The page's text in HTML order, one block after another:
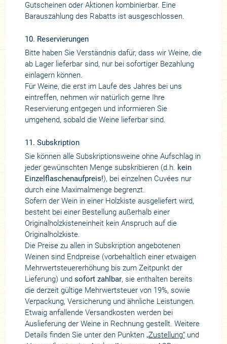
Gutscheinen oder Aktionen kombinierbar. Eine
Barauszahlung des Rabatts ist ausgeschlossen.
10. Reservierungen
Bitte haben Sie Verständnis dafür, dass wir Weine, die
ab Lager lieferbar sind, nur bei sofortiger Bezahlung
einlagern können.
Für Weine, die erst im Laufe des Jahres bei uns
eintreffen, nehmen wir natürlich gerne Ihre
Reservierung entgegen und informieren Sie
umgehend, sobald die Weine lieferbar sind.
11. Subskription
Sie können alle Subskriptionsweine ohne Aufschlag in
jeder gewünschten Menge subskribieren (d.h. kein
Einzelflaschenaufpreis!), bei einzelnen Cuvées nur
durch eine Maximalmenge begrenzt.
Sofern der Wein in einer Holzkiste ausgeliefert wird,
besteht bei einer Bestellung außerhalb einer
Originalholzkisteneinheit kein Anspruch auf die
Originalholzkiste.
Die Preise zu allen in Subskription angebotenen
Weinen sind Endpreise (vorbehaltlich einer etwaigen
Mehrwertsteuererhöhung bis zum Zeitpunkt der
Lieferung) und sofort zahlbar, sie enthalten bereits
die derzeit gültige Mehrwertsteuer von 19%, sowie
Verpackung, Versicherung und ähnliche Leistungen.
Etwaig anfallende Versandkosten werden bei
Auslieferung der Weine in Rechnung gestellt. Weitere
Details finden Sie unter den Punkten „Zustellung“und